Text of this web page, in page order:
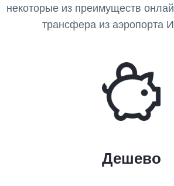
некоторые из преимуществ
трансфера из аэропорта
Дешево